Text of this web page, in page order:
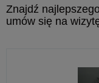
Znajdź
umów się na